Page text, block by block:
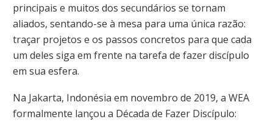
principais e muitos dos secundários se tornam
aliados, sentando-se à mesa para uma única razão:
traçar projetos e os passos concretos para que cada
um deles siga em frente na tarefa de fazer discípulo
em sua esfera.
Na Jakarta, Indonésia em novembro de 2019, a WEA
formalmente lançou a Década de Fazer Discípulo: